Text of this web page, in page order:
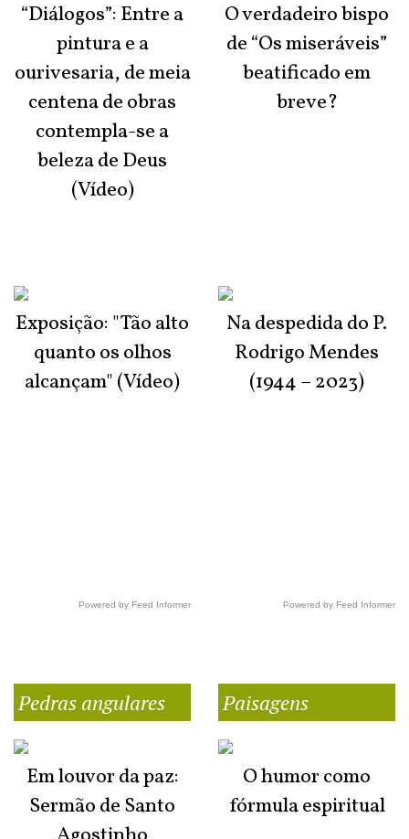
“Diálogos”: Entre a
pintura e a
ourivesaria, de meia
centena de obras
contempla-se a
beleza de Deus
(Vídeo)
Exposição: "Tão alto
quanto os olhos
alcançam" (Vídeo)
Powered by Feed Informer
O verdadeiro bispo
de “Os miseráveis”
beatificado em
breve?
Na despedida do P.
Rodrigo Mendes
(1944 – 2023)
Powered by Feed Informer
Pedras angulares
Em louvor da paz:
Sermão de Santo
Paisagens
O humor como
fórmula espiritual